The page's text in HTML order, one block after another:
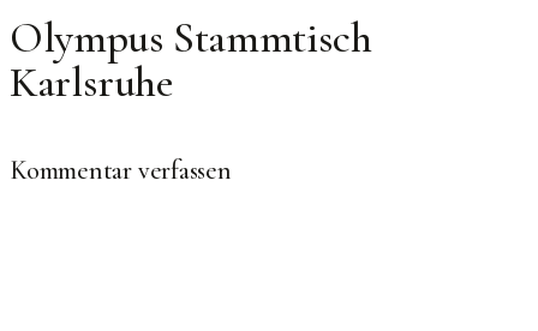
Olympus Stammtisch
Karlsruhe
Kommentar verfassen